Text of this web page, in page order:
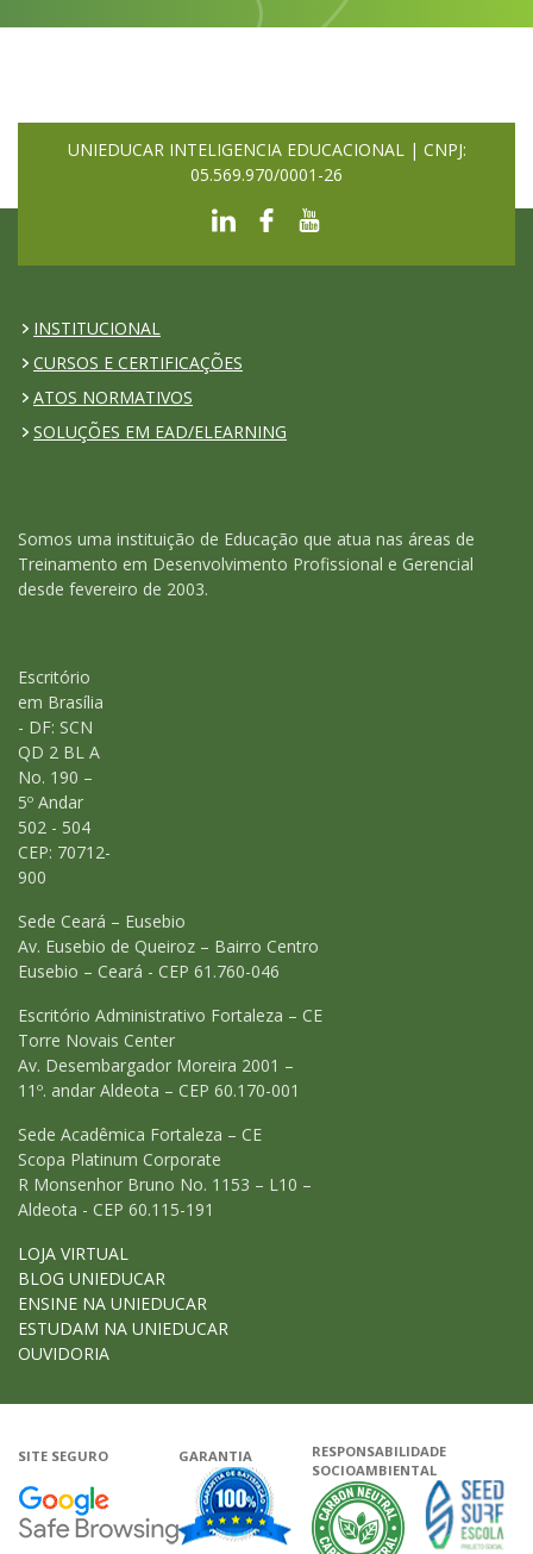
UNIEDUCAR INTELIGENCIA EDUCACIONAL | CNPJ:
05.569.970/0001-26
INSTITUCIONAL
CURSOS E CERTIFICAÇÕES
ATOS NORMATIVOS
SOLUÇÕES EM EAD/ELEARNING
Somos uma instituição de Educação que atua nas áreas de
Treinamento em Desenvolvimento Profissional e Gerencial
desde fevereiro de 2003.
Escritório
em Brasília
- DF: SCN
QD 2 BL A
No. 190 –
5º Andar
502 - 504
CEP: 70712-
900
Sede Ceará – Eusebio
Av. Eusebio de Queiroz – Bairro Centro
Eusebio – Ceará - CEP 61.760-046
Escritório Administrativo Fortaleza – CE
Torre Novais Center
Av. Desembargador Moreira 2001 –
11º. andar Aldeota – CEP 60.170-001
Sede Acadêmica Fortaleza – CE
Scopa Platinum Corporate
R Monsenhor Bruno No. 1153 – L10 –
Aldeota - CEP 60.115-191
LOJA VIRTUAL
BLOG UNIEDUCAR
ENSINE NA UNIEDUCAR
ESTUDAM NA UNIEDUCAR
OUVIDORIA
SITE SEGURO
Google - Status do site no
GARANTIA
Garantia de satisfação
RESPONSABILIDADE
SOCIOAMBIENTAL
A